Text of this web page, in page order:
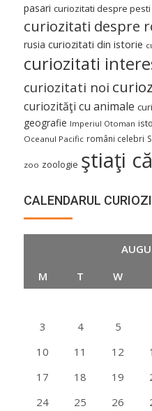
pasari curiozitati despre pesti
curiozitati despre
rusia curiozitati din istorie
curiozitati
curiozitati noi
curiozităţi cu animale
geografie Imperiul Otoman
Oceanul Pacific români celebri
zoo zoologie ştiaţi că
CALENDARUL
M
T W
3
4 5
10
11 12
17
18 19
24
25 26